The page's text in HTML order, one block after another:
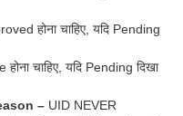
होना चाहिए, यदि Pending
चाहिए, यदि Pending दिखा
– UID NEVER